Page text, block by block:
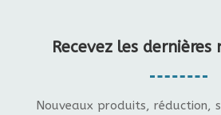
Recevez les dernières
Nouveaux produits, réduction,